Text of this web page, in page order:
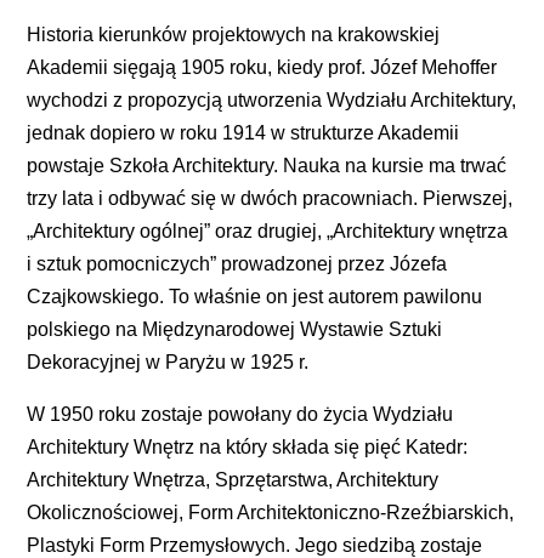
Historia kierunków projektowych na krakowskiej
Akademii sięgają 1905 roku, kiedy prof. Józef Mehoffer
wychodzi z propozycją utworzenia Wydziału Architektury,
jednak dopiero w roku 1914 w strukturze Akademii
powstaje Szkoła Architektury. Nauka na kursie ma trwać
trzy lata i odbywać się w dwóch pracowniach. Pierwszej,
„Architektury ogólnej” oraz drugiej, „Architektury wnętrza
i sztuk pomocniczych” prowadzonej przez Józefa
Czajkowskiego. To właśnie on jest autorem pawilonu
polskiego na Międzynarodowej Wystawie Sztuki
Dekoracyjnej w Paryżu w 1925 r.
W 1950 roku zostaje powołany do życia Wydziału
Architektury Wnętrz na który składa się pięć Katedr:
Architektury Wnętrza, Sprzętarstwa, Architektury
Okolicznościowej, Form Architektoniczno-Rzeźbiarskich,
Plastyki Form Przemysłowych. Jego siedzibą zostaje